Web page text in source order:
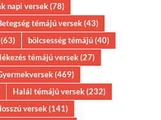
napi versek(78)
témájú versek(43)
(63) bölcsesség témájú(40)
témájú versek(27)
(469)
Halál témájú versek(232)
versek(141)